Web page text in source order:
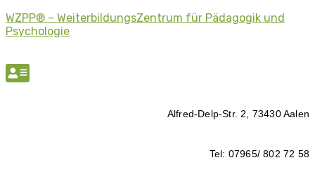
WZPP® – WeiterbildungsZentrum für Pädagogik und
Psychologie
Alfred-Delp-Str. 2, 73430 Aalen
Tel: 07965/ 802 72 58